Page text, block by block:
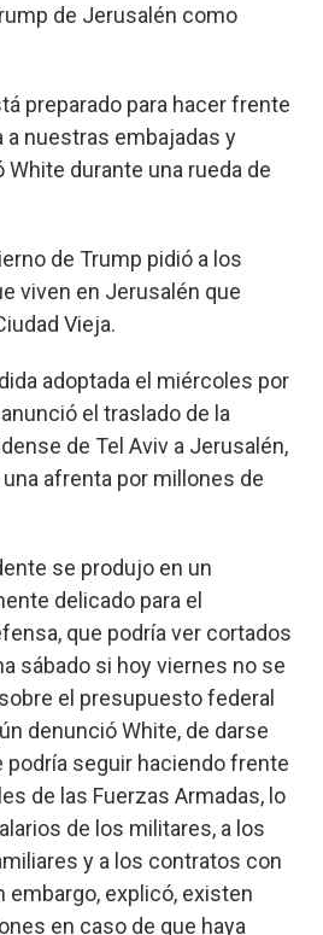
de Jerusalén como
preparado para hacer frente
a nuestras embajadas y
White durante una rueda de
de Trump pidió a los
viven en Jerusalén que
Vieja.
adoptada el miércoles por
el traslado de la
de Tel Aviv a Jerusalén,
afrenta por millones de
se produjo en un
delicado para el
que podría ver cortados
sábado si hoy viernes no se
el presupuesto federal
denunció White, de darse
podría seguir haciendo frente
de las Fuerzas Armadas, lo
de los militares, a los
y a los contratos con
embargo, explicó, existen
en caso de que haya